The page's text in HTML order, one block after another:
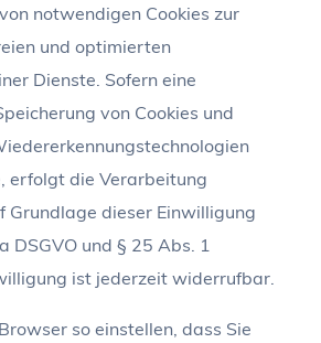
notwendigen Cookies zur
und optimierten
Dienste. Sofern eine
von Cookies und
erfolgt die Verarbeitung
Grundlage dieser Einwilligung
DSGVO und § 25 Abs. 1
ist jederzeit widerrufbar.
so einstellen, dass Sie